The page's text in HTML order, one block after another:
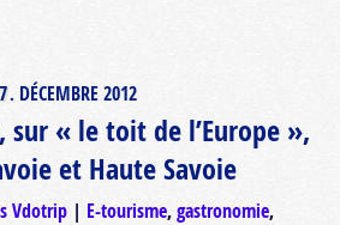
. DÉCEMBRE2012
sur « le toit de l’Europe »,
et Haute Savoie
Vdotrip E-tourisme,gastronomie,